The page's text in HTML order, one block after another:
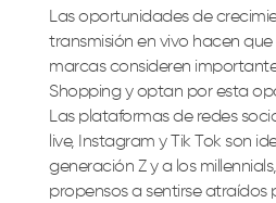
Las oportunidades de
transmisión en vivo hacen
marcas consideren
Shopping y optan por esta
Las plataformas de redes
live, Instagram y Tik Tok son
generación Z y a los
propensos a sentirse atraídos